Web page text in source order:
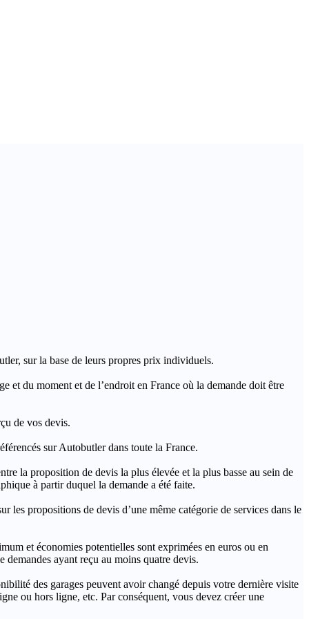
sur la base de leurs propres prix individuels.
et du moment et de l’endroit en France où la demande doit être
de vos devis.
sur Autobutler dans toute la France.
la proposition de devis la plus élevée et la plus basse au sein de
à partir duquel la demande a été faite.
propositions de devis d’une même catégorie de services dans le
et économies potentielles sont exprimées en euros ou en
ayant reçu au moins quatre devis.
des garages peuvent avoir changé depuis votre dernière visite
ou hors ligne, etc. Par conséquent, vous devez créer une